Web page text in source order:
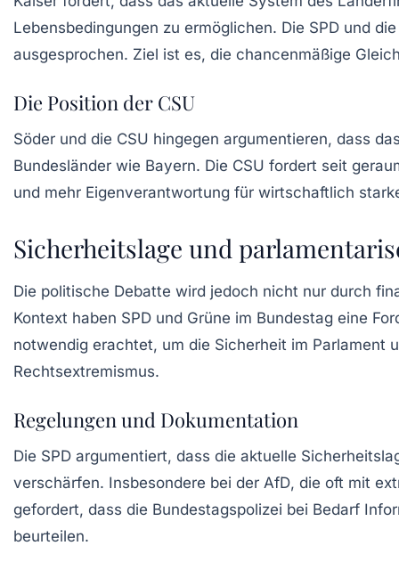
Lebensbedingungen zu ermöglichen. Die SPD und
ausgesprochen. Ziel ist es, die chancenmäßige
Die Position der CSU
Söder und die CSU hingegen argumentieren, dass
Bundesländer wie Bayern. Die CSU fordert seit
und mehr Eigenverantwortung für wirtschaftlich
Sicherheitslage und
Die politische Debatte wird jedoch nicht nur durch
Kontext haben SPD und Grüne im Bundestag eine
notwendig erachtet, um die Sicherheit im Parlament
Rechtsextremismus.
Regelungen und Dokumentation
Die SPD argumentiert, dass die aktuelle
verschärfen. Insbesondere bei der AfD, die oft mit
gefordert, dass die Bundestagspolizei bei Bedarf
beurteilen.